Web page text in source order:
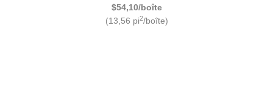
$54,10/boîte
(13,56 pi2/boîte)